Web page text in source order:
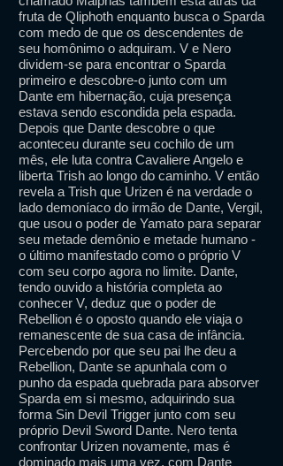
fruta de Qliphoth enquanto busca o Sparda
com medo de que os descendentes de
seu homônimo o adquiram. V e Nero
dividem-se para encontrar o Sparda
primeiro e descobre-o junto com um
Dante em hibernação, cuja presença
estava sendo escondida pela espada.
Depois que Dante descobre o que
aconteceu durante seu cochilo de um
mês, ele luta contra Cavaliere Angelo e
liberta Trish ao longo do caminho. V então
revela a Trish que Urizen é na verdade o
lado demoníaco do irmão de Dante, Vergil,
que usou o poder de Yamato para separar
seu metade demônio e metade humano -
o último manifestado como o próprio V
com seu corpo agora no limite. Dante,
tendo ouvido a história completa ao
conhecer V, deduz que o poder de
Rebellion é o oposto quando ele viaja o
remanescente de sua casa de infância.
Percebendo por que seu pai lhe deu a
Rebellion, Dante se apunhala com o
punho da espada quebrada para absorver
Sparda em si mesmo, adquirindo sua
forma Sin Devil Trigger junto com seu
próprio Devil Sword Dante. Nero tenta
confrontar Urizen novamente, mas é
dominado mais uma vez, com Dante